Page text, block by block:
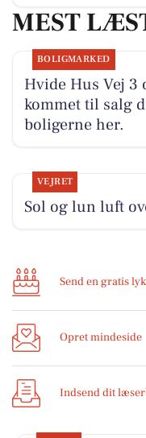
MEST
BOLIGMARKED
Hvide Hus Vej 3
kommet til salg
boligerne her.
VEJRET
Sol og lun luft
Send en gratis
Opret mindeside
Indsend dit